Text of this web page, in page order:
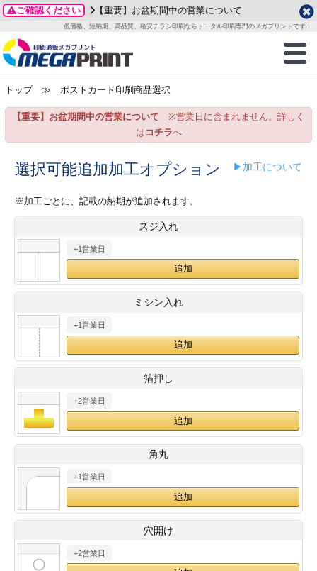
ご確認ください 【重要】お盆期間中の営業について
低価格、短納期、高品質、格安チラシ印刷ならトータル印刷専門のメガプリントです！
商品一覧
グッズ
ステッカー
ックカード印刷
業ツール印刷
＆盛り上げ印刷
ご利用ガイド
お客様へ
いて
方法
/送料について
刷
カード印刷
ックカード名刺
ムカード
型マル型印刷
ード印刷
刷
印刷
印刷
フォルダー
ファイル印刷
データ作成ガイド
成前に
ガイド
加工指示ガイド
テンプレート
ード印刷
名刺印刷
ックカード
ード印刷
形マル型
印刷
刷
名刺印刷
印刷
ムカード印刷
一覧
わせ
り
プル請求
2026年 8月
月
火 水 木 金
土
1
3
4 5 6 7
8
15
24
25 26 27
29
土
1
2 3
9 10 11
12
14
15 16 17 18
19
26
28
29 30
・・休業日
トップ≫ ポストカード印刷商品選択
【重要】お盆期間中の営業について ※営業日に含まれません。詳しく
は コチラへ
選択可能追加加工オプション ▶加工について
※加工ごとに、記載の納期が追加されます。
スジ入れ
+1営業日
ミシン入れ
+1営業日
箔押し
+2営業日
角丸
+1営業日
穴開け
+2営業日